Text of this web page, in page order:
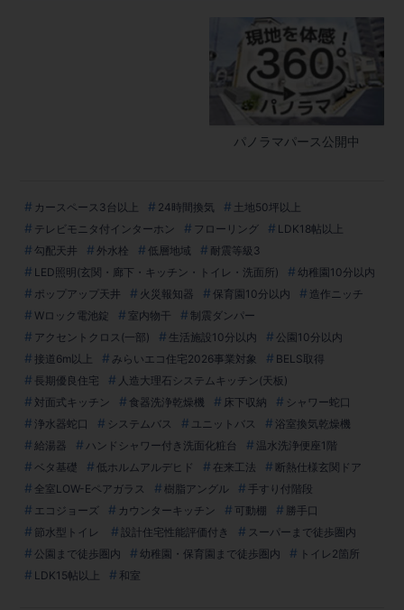
カースペース3台以上 24時間換気
土地50坪以上
テレビモニタ付インターホン
フローリング
LDK18帖以上
勾配天井
外水栓 低層地域
耐震等級3
LED照明(玄関・廊下・キッチン・トイレ・洗面所)
幼稚園10分以内
ポップアップ天井
火災報知器 保育園10分以内
造作ニッチ
Wロック電池錠
室内物干
制震ダンパー
アクセントクロス(一部)
生活施設10分以内
公園10分以内
接道6m以上
みらいエコ住宅2026事業対象
BELS取得
長期優良住宅
人造大理石システムキッチン(天板)
対面式キッチン
食器洗浄乾燥機 床下収納
シャワー蛇口
浄水器蛇口
システムバス ユニットバス
浴室換気乾燥機
給湯器
ハンドシャワー付き洗面化粧台
温水洗浄便座1階
ベタ基礎
低ホルムアルデヒド 在来工法
断熱仕様玄関ドア
全室LOW-Eペアガラス
樹脂アングル
手すり付階段
エコジョーズ
カウンターキッチン 可動棚
勝手口
節水型トイレ
設計住宅性能評価付き
スーパーまで徒歩圏内
公園まで徒歩圏内
幼稚園・保育園まで徒歩圏内
トイレ2箇所
LDK15帖以上
和室
パノラマパース公開中